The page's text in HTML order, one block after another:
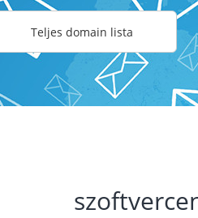
Teljes domain lista